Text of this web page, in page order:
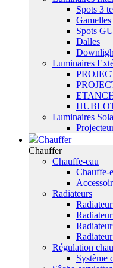
Spots 3
Gamelles
Spots
Dalles
Luminaires
Luminaires
Chauffer
Chauffer
Chauffe-eau
Chauffe-
Radiateurs
Régulation
Système